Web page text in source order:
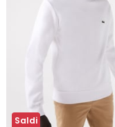
Saldi